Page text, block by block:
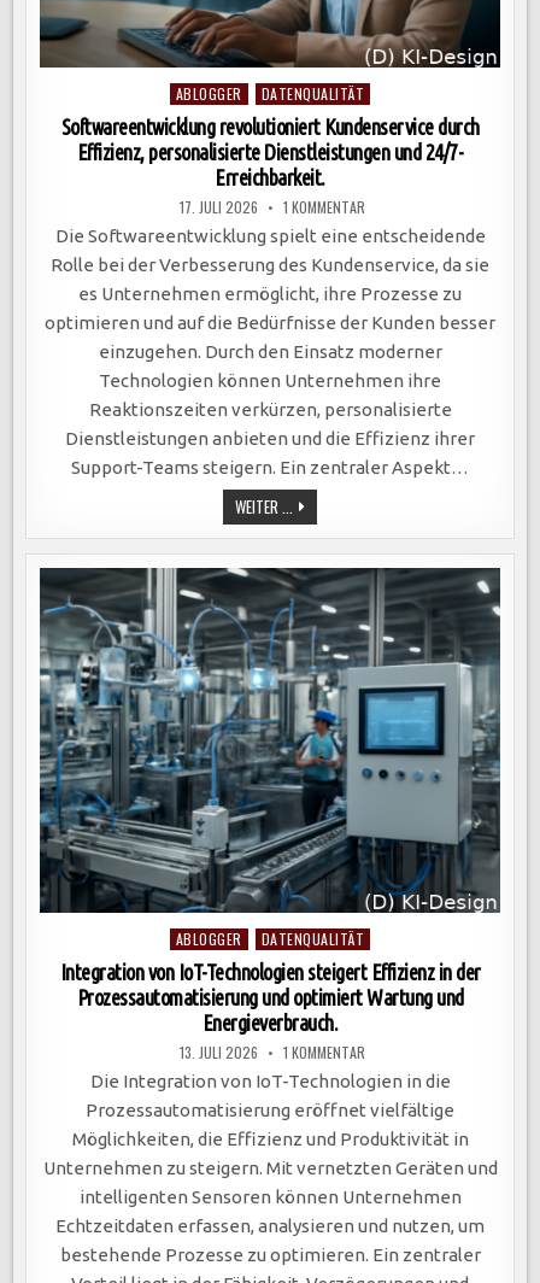
Posted
in
ABLOGGER DATENQUALITÄT
Softwareentwicklung revolutioniert Kundenservice durch
Effizienz, personalisierte Dienstleistungen und 24/7-
Erreichbarkeit.
17. JULI 2026 1 KOMMENTARZU
SOFTWAREENTWICKLUNG
REVOLUTIONIERT
KUNDENSERVICE
DURCH
EFFIZIENZ,
PERSONALISIERTE
DIENSTLEISTUNGEN
UND
24/7-
ERREICHBARKEIT.
Die Softwareentwicklung spielt eine entscheidende
Rolle bei der Verbesserung des Kundenservice, da sie
es Unternehmen ermöglicht, ihre Prozesse zu
optimieren und auf die Bedürfnisse der Kunden besser
einzugehen. Durch den Einsatz moderner
Technologien können Unternehmen ihre
Reaktionszeiten verkürzen, personalisierte
Dienstleistungen anbieten und die Effizienz ihrer
Support-Teams steigern. Ein zentraler Aspekt…
WEITER ... SOFTWAREENTWICKLUNG
REVOLUTIONIERT
KUNDENSERVICE
DURCH
EFFIZIENZ,
PERSONALISIERTE
DIENSTLEISTUNGEN
UND
24/7-
ERREICHBARKEIT.
Posted
in
ABLOGGER DATENQUALITÄT
Integration von IoT-Technologien steigert Effizienz in der
Prozessautomatisierung und optimiert Wartung und
Energieverbrauch.
13. JULI 2026 1 KOMMENTARZU
INTEGRATION
VON
IOT-
TECHNOLOGIEN
STEIGERT
EFFIZIENZ
IN
DER
PROZESSAUTOMATISIERUNG
UND
OPTIMIERT
WARTUNG
UND
ENERGIEVERBRAUCH.
Die Integration von IoT-Technologien in die
Prozessautomatisierung eröffnet vielfältige
Möglichkeiten, die Effizienz und Produktivität in
Unternehmen zu steigern. Mit vernetzten Geräten und
intelligenten Sensoren können Unternehmen
Echtzeitdaten erfassen, analysieren und nutzen, um
bestehende Prozesse zu optimieren. Ein zentraler